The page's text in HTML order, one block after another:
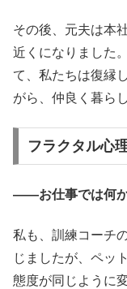
その後、元夫は本
近くになりました
て、私たちは復縁
がら、仲良く暮ら
フラクタル心
――お仕事では何か
私も、訓練コーチ
じましたが、ペッ
態度が同じように